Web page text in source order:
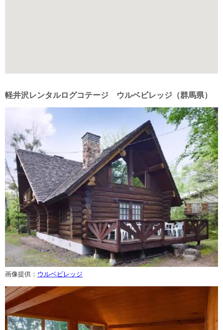
軽井沢レンタルログコテージ ウルベビレッジ（群馬県）
画像提供： ウルベビレッジ